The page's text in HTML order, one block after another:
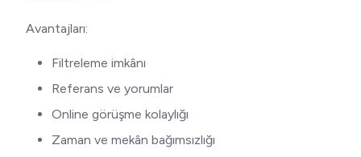
Avantajları:
Filtreleme imkânı
Referans ve yorumlar
Online görüşme kolaylığı
Zaman ve mekân bağımsızlığı